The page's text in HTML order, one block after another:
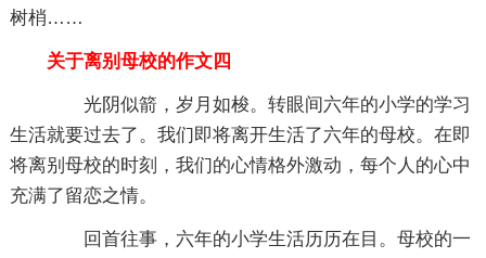
树梢……
关于离别母校的作文四
光阴似箭，岁月如梭。转眼间六年的小学的学习
生活就要过去了。我们即将离开生活了六年的母校。在即
将离别母校的时刻，我们的心情格外激动，每个人的心中
充满了留恋之情。
回首往事，六年的小学生活历历在目。母校的一